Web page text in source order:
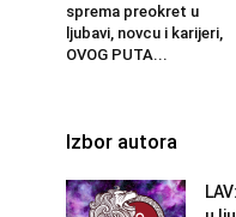
sprema preokret u
ljubavi, novcu i karijeri,
OVOG PUTA...
Izbor autora